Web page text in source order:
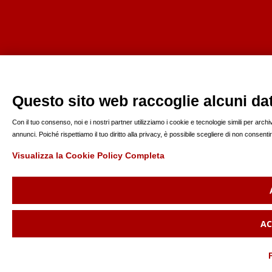
Questo sito web raccoglie alcuni
Con il tuo consenso, noi e i nostri partner utilizziamo i cookie e tecnologie simili per
annunci. Poiché rispettiamo il tuo diritto alla privacy, è possibile scegliere di non
Visualizza la Cookie Policy Completa